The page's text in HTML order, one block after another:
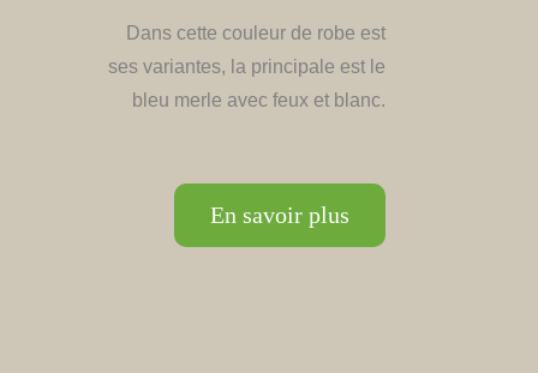
Dans cette couleur de robe est
ses variantes, la principale est le
bleu merle avec feux et blanc.
En savoir plus